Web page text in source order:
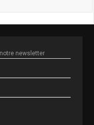
newsletter